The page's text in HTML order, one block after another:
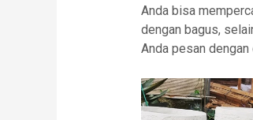
Anda bisa
dengan bagus,
Anda pesan